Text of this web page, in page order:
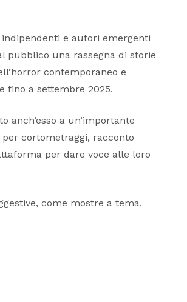
e autori emergenti
pubblico una rassegna di storie
contemporaneo e
fino a settembre 2025.
anch’esso a un’importante
cortometraggi, racconto
per dare voce alle loro
come mostre a tema,